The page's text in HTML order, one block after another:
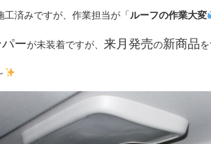
工済みですが、作業担当が「ルーフの作業大変
ーが未装着ですが、 来月発売の新商品